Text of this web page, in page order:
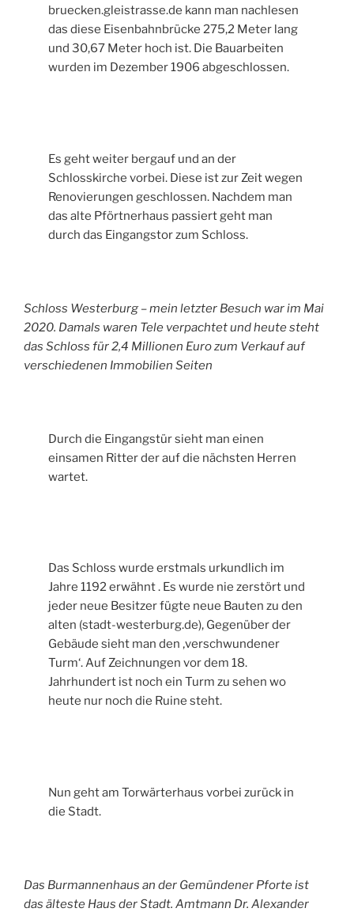
bruecken.gleistrasse.de kann man nachlesen
das diese Eisenbahnbrücke 275,2 Meter lang
und 30,67 Meter hoch ist. Die Bauarbeiten
wurden im Dezember 1906 abgeschlossen.
Es geht weiter bergauf und an der
Schlosskirche vorbei. Diese ist zur Zeit wegen
Renovierungen geschlossen. Nachdem man
das alte Pförtnerhaus passiert geht man
durch das Eingangstor zum Schloss.
Schloss Westerburg – mein letzter Besuch war im Mai
2020. Damals waren Tele verpachtet und heute steht
das Schloss für 2,4 Millionen Euro zum Verkauf auf
verschiedenen Immobilien Seiten
Durch die Eingangstür sieht man einen
einsamen Ritter der auf die nächsten Herren
wartet.
Das Schloss wurde erstmals urkundlich im
Jahre 1192 erwähnt . Es wurde nie zerstört und
jeder neue Besitzer fügte neue Bauten zu den
alten (stadt-westerburg.de), Gegenüber der
Gebäude sieht man den ‚verschwundener
Turm‘. Auf Zeichnungen vor dem 18.
Jahrhundert ist noch ein Turm zu sehen wo
heute nur noch die Ruine steht.
Nun geht am Torwärterhaus vorbei zurück in
die Stadt.
Das Burmannenhaus an der Gemündener Pforte ist
das älteste Haus der Stadt. Amtmann Dr. Alexander